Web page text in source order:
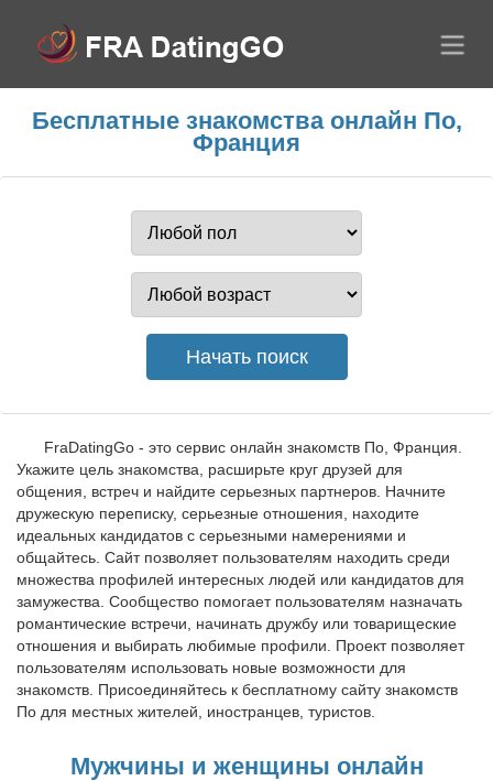
Бесплатные знакомства онлайн По,
Франция
FraDatingGo - это сервис онлайн знакомств По, Франция.
Укажите цель знакомства, расширьте круг друзей для
общения, встреч и найдите серьезных партнеров. Начните
дружескую переписку, серьезные отношения, находите
идеальных кандидатов с серьезными намерениями и
общайтесь. Сайт позволяет пользователям находить среди
множества профилей интересных людей или кандидатов для
замужества. Сообщество помогает пользователям назначать
романтические встречи, начинать дружбу или товарищеские
отношения и выбирать любимые профили. Проект позволяет
пользователям использовать новые возможности для
знакомств. Присоединяйтесь к бесплатному сайту знакомств
По для местных жителей, иностранцев, туристов.
Мужчины и женщины онлайн